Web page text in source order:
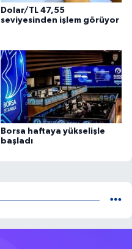
Dolar/TL 47,55
seviyesinden işlem görüyor
Borsa haftaya yükselişle
başladı